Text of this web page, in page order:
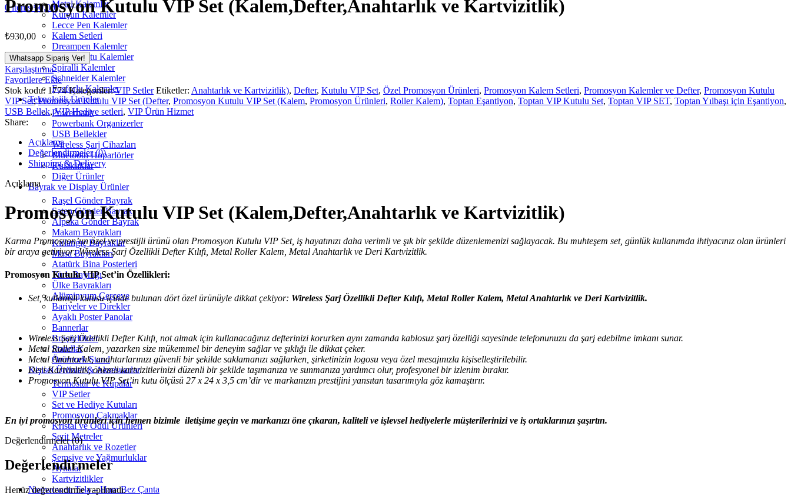
0items ₺0,00Metal Kalemler
Kurşun Kalemler
Lecce Pen Kalemler
Kalem Setleri
Dreampen Kalemler
Doğa Dostu Kalemler
Spiralli Kalemler
Schneider Kalemler
Fosforlu Kalemler
Teknolojik Ürünler
Powerbank
Powerbank Organizerler
USB Bellekler
Wireless Şarj Cihazları
Bluetooth Hoparlörler
Kulaklıklar
Diğer Ürünler
Bayrak ve Display Ürünler
Raşel Gönder Bayrak
Saten Gönder Bayrak
Alpaka Gönder Bayrak
Makam Bayrakları
Kırlangıç Bayraklar
Masa Bayrakları
Atatürk Bina Posterleri
Türk Bayrağı
Ülke Bayrakları
Alüminyum Çerçeve
Bariyeler ve Direkler
Ayaklı Poster Panolar
Bannerlar
Broşürlükler
Standlar
Örümcek Stand
Kişisel Ürünler & Aksesuarlar
Termoslar ve Kupalar
VIP Setler
Set ve Hediye Kutuları
Promosyon Çakmaklar
Kristal ve Ödül Ürünleri
Şerit Metreler
Anahtarlık ve Rozetler
Şemsiye ve Yağmurluklar
Aynalar
Kartvizitlikler
Nonwowen Tela – Ham Bez Çanta
Promosyon Kutulu VIP Set (Kalem,Defter,Anahtarlık ve Kartvizitlik)
₺930,00
Whatsapp Sipariş Ver!
Karşılaştırma
Favorilere Ekle
Stok kodu: 1774Kategoriler: VIP Setler Etiketler: Anahtarlık ve Kartvizitlik), Defter, Kutulu VIP Set, Özel Promosyon Ürünleri, Promosyon Kalem Setleri, Promosyon Kalemler ve Defter, Promosyon Kutulu
VIP Set, Promosyon Kutulu VIP Set (Defter, Promosyon Kutulu VIP Set (Kalem, Promosyon Ürünleri, Roller Kalem), Toptan Eşantiyon, Toptan VIP Kutulu Set, Toptan VIP SET, Toptan Yılbaşı için Eşantiyon,
USB Bellek, VIP Hediye setleri, VIP Ürün Hizmet
Share:
Açıklama
Değerlendirmeler (0)
Shipping & Delivery
Açıklama
Promosyon Kutulu VIP Set (Kalem,Defter,Anahtarlık ve Kartvizitlik)
Karma Promosyon’un özel ve prestijli ürünü olan Promosyon Kutulu VIP Set, iş hayatınızı daha verimli ve şık bir şekilde düzenlemenizi sağlayacak. Bu muhteşem set, günlük kullanımda ihtiyacınız olan ürünleri
bir araya getiriyor: Wireless Şarj Özellikli Defter Kılıfı, Metal Roller Kalem, Metal Anahtarlık ve Deri Kartvizitlik.
Promosyon Kutulu VIP Set’in Özellikleri:
Set, kullanışlı kutusu içinde bulunan dört özel ürünüyle dikkat çekiyor: Wireless Şarj Özellikli Defter Kılıfı, Metal Roller Kalem, Metal Anahtarlık ve Deri Kartvizitlik.
Wireless Şarj Özellikli Defter Kılıfı, not almak için kullanacağınız defterinizi korurken aynı zamanda kablosuz şarj özelliği sayesinde telefonunuzu da şarj edebilme imkanı sunar.
Metal Roller Kalem, yazarken size mükemmel bir deneyim sağlar ve şıklığı ile dikkat çeker.
Metal Anahtarlık, anahtarlarınızı güvenli bir şekilde saklamanızı sağlarken, şirketinizin logosu veya özel mesajınızla kişiselleştirilebilir.
Deri Kartvizitlik, önemli kartvizitlerinizi düzenli bir şekilde taşımanıza ve sunmanıza yardımcı olur, profesyonel bir izlenim bırakır.
Promosyon Kutulu VIP Set’in kutu ölçüsü 27 x 24 x 3,5 cm’dir ve markanızın prestijini yansıtan tasarımıyla göz kamaştırır.
En iyi promosyon ürünleri için hemen bizimle iletişime geçin ve markanızı öne çıkaran, kaliteli ve işlevsel hediyelerle müşterilerinizi ve iş ortaklarınızı şaşırtın.
Değerlendirmeler (0)
Değerlendirmeler
Henüz değerlendirme yapılmadı.